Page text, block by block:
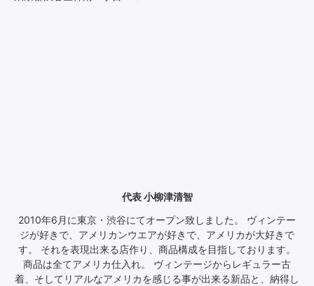
代表 小柳津清智
2010年6月に東京・渋谷にてオープン致しました。 ヴィンテー
ジが好きで、アメリカンウエアが好きで、アメリカが大好きで
す。 それを表現出来る店作り、商品構成を目指しております。
商品は全てアメリカ仕入れ。 ヴィンテージからレギュラー古
着、そしてリアルなアメリカを感じる事が出来る新品と、納得し